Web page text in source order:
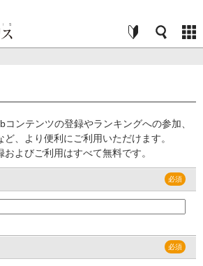
コンテンツの登録やランキングへの参加、
、より便利にご利用いただけます。
よびご利用はすべて無料です。